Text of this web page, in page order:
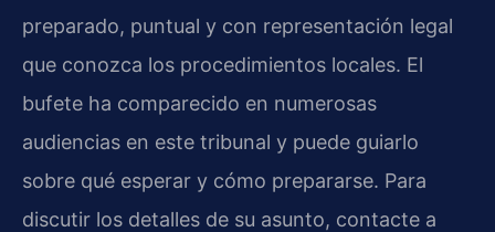
preparado, puntual y con representación legal
que conozca los procedimientos locales. El
bufete ha comparecido en numerosas
audiencias en este tribunal y puede guiarlo
sobre qué esperar y cómo prepararse. Para
discutir los detalles de su asunto, contacte a